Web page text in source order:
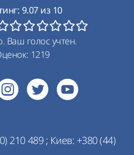
210 489; Киев: +380 (44)
9.07из 10
Ваш голос учтен.
1219